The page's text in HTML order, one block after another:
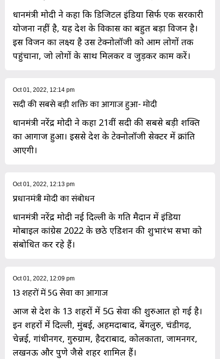
प्रधानमंत्री मोदी ने कहा कि डिजिटल इंडिया सिर्फ एक सरकारी
योजना नहीं है, यह देश के विकास का बहुत बड़ा विजन है।
इस विजन का लक्ष्य है उस टेक्नोलॉजी को आम लोगों तक
पहुंचाना, जो लोगों के साथ मिलकर व जुड़कर काम करें।
Oct 01, 2022, 12:14 pm
सदी की सबसे बड़ी शक्ति का आगाज हुआ- मोदी
प्रधानमंत्री नरेंद्र मोदी ने कहा 21वीं सदी की सबसे बड़ी शक्ति
का आगाज हुआ। इससे देश के टेक्नोलॉजी सेक्टर में क्रांति
आएगी।
Oct 01, 2022, 12:13 pm
प्रधानमंत्री मोदी का संबोधन
प्रधानमंत्री नरेंद्र मोदी नई दिल्ली के प्रगति मैदान में इंडिया
मोबाइल कांग्रेस 2022 के छठे एडिशन की शुभारंभ सभा को
संबोधित कर रहे हैं।
Oct 01, 2022, 12:09 pm
13 शहरों में 5G सेवा का आगाज
आज से देश के 13 शहरों में 5G सेवा की शुरुआत हो गई है।
इन शहरों में दिल्ली, मुंबई, अहमदाबाद, बेंगलुरु, चंडीगढ़,
चेन्नई, गांधीनगर, गुरुग्राम, हैदराबाद, कोलकाता, जामनगर,
लखनऊ और पुणे जैसे शहर शामिल हैं।